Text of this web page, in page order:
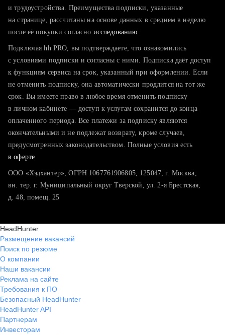
тратите много времени на поиск и вручную поднимаете
хотите сравнить себя с конкурентами и оценить шансы
и трудоустройства. Преимущества подписки, указанные
на странице, рассчитаны на основе данных в среднем в неделю
после её покупки согласно исследованию
Подключая hh PRO, вы подтверждаете, что ознакомились
с условиями подписки и согласны с ними. Подписка даёт доступ
к функциям сервиса на срок, указанный при оформлении. Если
не отменить подписку, она автоматически продлится на тот же
срок. Вы имеете право в любое время отменить подписку
в личном кабинете — доступ к услугам сохранится до конца
оплаченного периода. Все платежи за подписку являются
окончательными и не подлежат возврату, кроме случаев,
предусмотренных законодательством. Полные условия есть
в оферте
ООО «Хэдхантер», ОГРН 1067761906805, 125047, г. Москва,
вн. тер. г. Муниципальный округ Тверской, ул. 2-я Брестская,
д. 48, помещ. 25
HeadHunter
Размещение вакансий
Поиск по резюме
О компании
Наши вакансии
Реклама на сайте
Требования к ПО
Безопасный HeadHunter
HeadHunter API
Партнерам
Инвесторам